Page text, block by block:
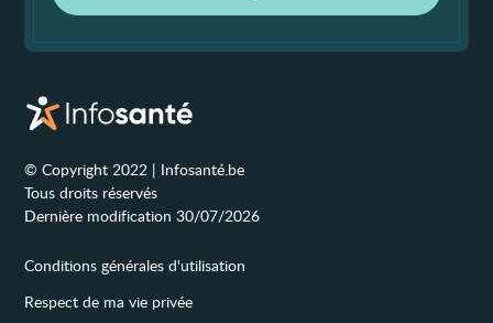
© Copyright 2022 | Infosanté.be
Tous droits réservés
Dernière modification 30/07/2026
Conditions générales d'utilisation
Respect de ma vie privée